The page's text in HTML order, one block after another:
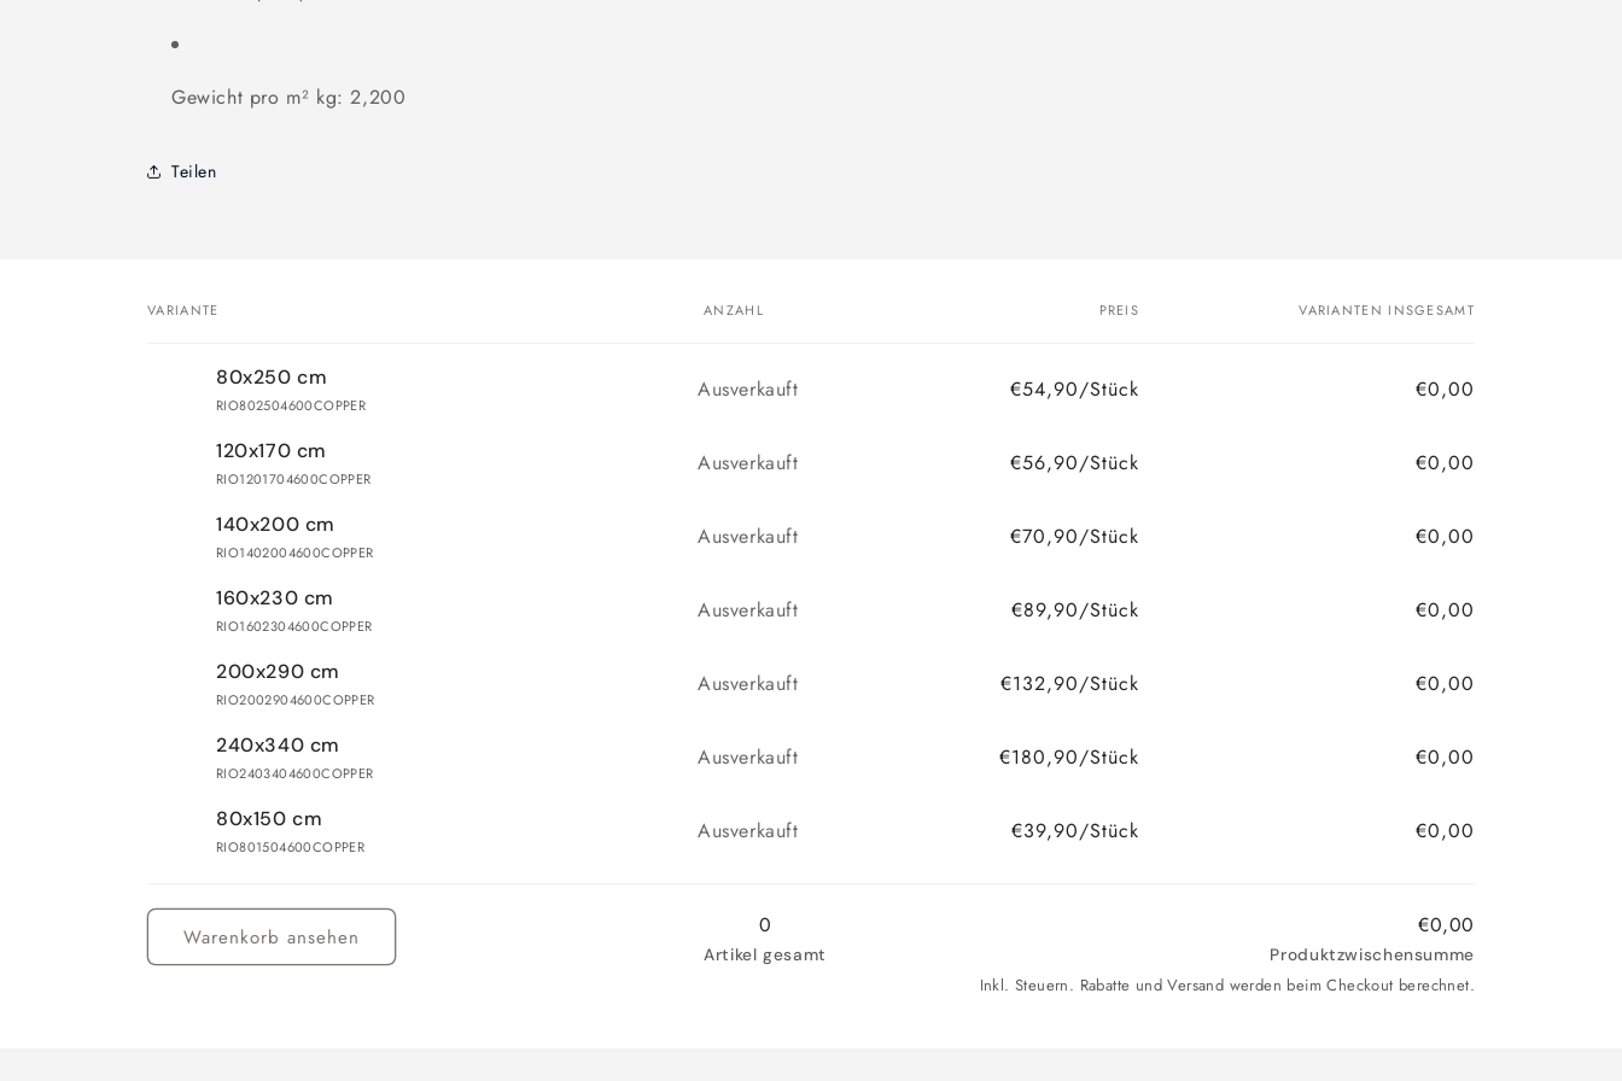
Gewicht pro m² kg: 2,200
Teilen
Warenkorb
VARIANTE ANZAHL PREIS VARIANTEN INSGESAMT
80x250 cm
RIO802504600COPPER
Anzahl
Ausverkauft €54,90/Stück €0,00
120x170 cm
RIO1201704600COPPER
Anzahl
Ausverkauft €56,90/Stück €0,00
140x200 cm
RIO1402004600COPPER
Anzahl
Ausverkauft €70,90/Stück €0,00
160x230 cm
RIO1602304600COPPER
Anzahl
Ausverkauft €89,90/Stück €0,00
200x290 cm
RIO2002904600COPPER
Anzahl
Ausverkauft €132,90/Stück €0,00
240x340 cm
RIO2403404600COPPER
Anzahl
Ausverkauft €180,90/Stück €0,00
80x150 cm
RIO801504600COPPER
Anzahl
Ausverkauft €39,90/Stück
€0,00
geladen ...
Warenkorb ansehen 0
Artikel gesamt
€0,00
Produktzwischensumme
Inkl. Steuern. Rabatte und Versand werden beim Checkout berechnet.